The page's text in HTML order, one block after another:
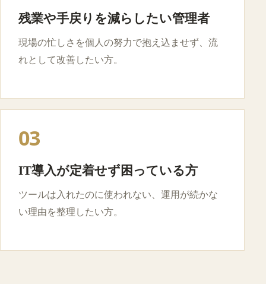
残業や手戻りを減らしたい管理者
現場の忙しさを個人の努力で抱え込ませず、流
れとして改善したい方。
03
IT導入が定着せず困っている方
ツールは入れたのに使われない、運用が続かな
い理由を整理したい方。